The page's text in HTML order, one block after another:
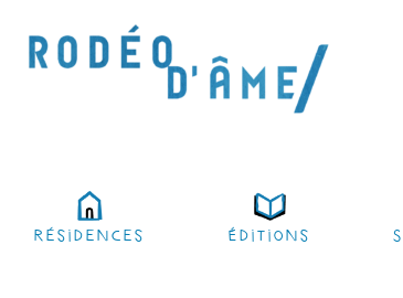
résidences Éditions